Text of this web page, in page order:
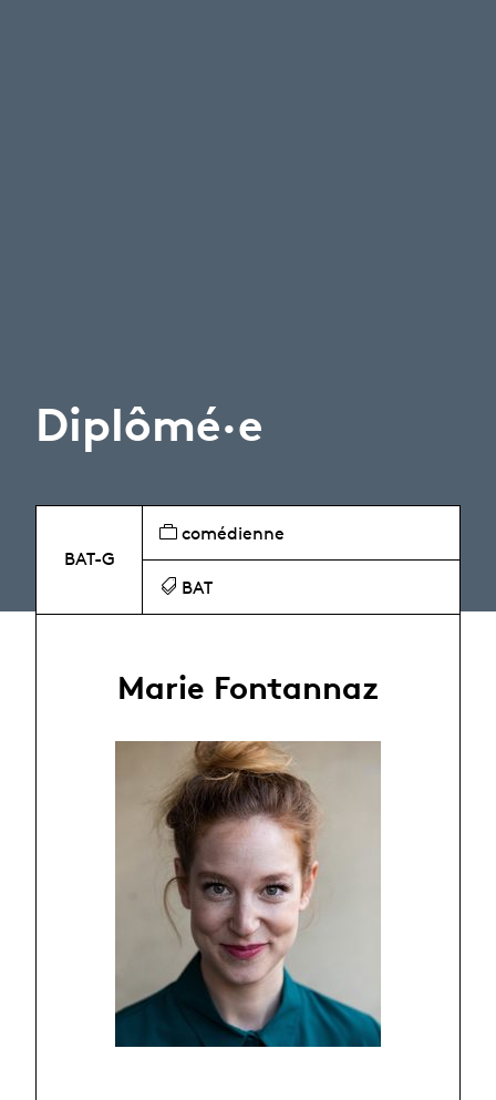
Diplômé·e
BAT-G
comédienne
BAT
Marie Fontannaz